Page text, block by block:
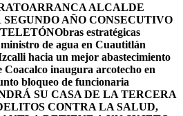
ARRANCA ALCALDE
AÑO CONSECUTIVO
Obras estratégicas
de agua en Cuautitlán
hacia un mejor abastecimiento
Coacalco inaugura arcotecho en
bloqueo de funcionaria
SU CASA DE LA TERCERA
CONTRA LA SALUD,